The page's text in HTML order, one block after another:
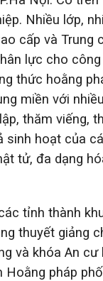
Nhiều lớp,
cấp và Trung
lực cho
thức hoằng
miền với
thăm viếng,
sinh hoạt của
tử, đa dạng
tỉnh thành
thuyết giảng
và khóa An cư
pháp